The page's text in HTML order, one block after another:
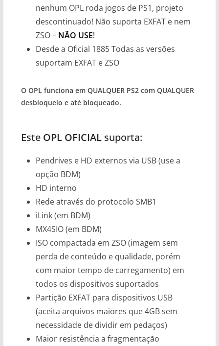
nenhum OPL roda jogos de PS1, projeto
descontinuado! Não suporta EXFAT e nem
ZSO – NÃO USE!
Desde a Oficial 1885 Todas as versões
suportam EXFAT e ZSO
O OPL funciona em QUALQUER PS2 com QUALQUER
desbloqueio e até bloqueado.
Este OPL OFICIALsuporta:
Pendrives e HD externos via USB (use a
opção BDM)
HD interno
Rede através do protocolo SMB1
iLink (em BDM)
MX4SIO (em BDM)
ISO compactada em ZSO (imagem sem
perda de conteúdo e qualidade, porém
com maior tempo de carregamento) em
todos os dispositivos suportados
Partição EXFAT para dispositivos USB
(aceita arquivos maiores que 4GB sem
necessidade de dividir em pedaços)
Maior resistência a fragmentação